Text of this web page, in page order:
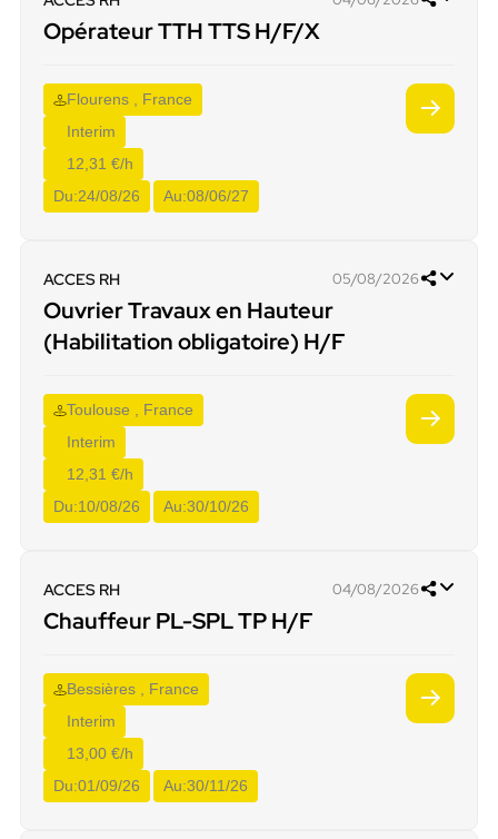
Opérateur TTH TTS H/F/X
Flourens , France
Interim
12,31 €/h
Du:24/08/26 Au:08/06/27
ACCES RH 05/08/2026
Ouvrier Travaux en Hauteur
(Habilitation obligatoire) H/F
Toulouse , France
Interim
12,31 €/h
Du:10/08/26 Au:30/10/26
ACCES RH 04/08/2026
Chauffeur PL-SPL TP H/F
Bessières , France
Interim
13,00 €/h
Du:01/09/26 Au:30/11/26